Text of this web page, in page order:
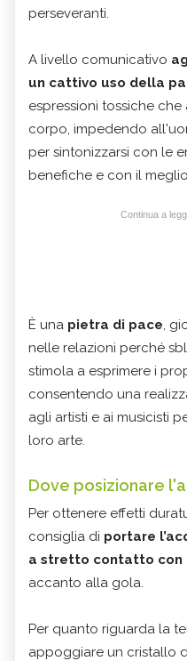
perseveranti.
A livello comunicativo
un cattivo uso della
espressioni tossiche
corpo, impedendo
per sintonizzarsi con le
benefiche e con il
Continua a
È una pietra di pace,
nelle relazioni perché
stimola a esprimere i
consentendo una
agli artisti e ai musicisti
loro arte.
Dove posizionare
Per ottenere effetti
consiglia di portare
a stretto contatto con
accanto alla gola.
Per quanto riguarda la
appoggiare un cristallo